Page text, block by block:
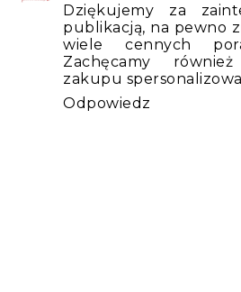
Dziękujemy za
publikacją, na pewno
wiele cennych
Zachęcamy
zakupu
Odpowiedz